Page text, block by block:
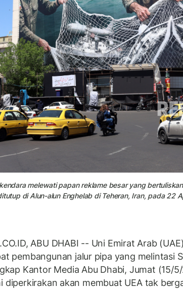
melewati papan reklame besar yang
di Alun-alun Enghelab di Teheran, Iran, pada 22
ABU DHABI -- Uni Emirat Arab
pembangunan jalur pipa yang melintasi
Kantor Media Abu Dhabi, Jumat (15/
diperkirakan akan membuat UEA tak